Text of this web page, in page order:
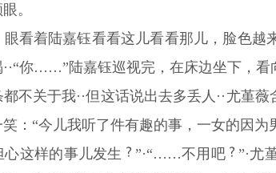
。
看着陆嘉钰看看这儿看看那儿，脸色越
你……”陆嘉钰巡视完，在床边坐下，看
不关于我··但这话说出去多丢人··尤堇
：“今儿我听了件有趣的事，一女的因为
这样的事儿发生
”·“……不用吧
”·尤